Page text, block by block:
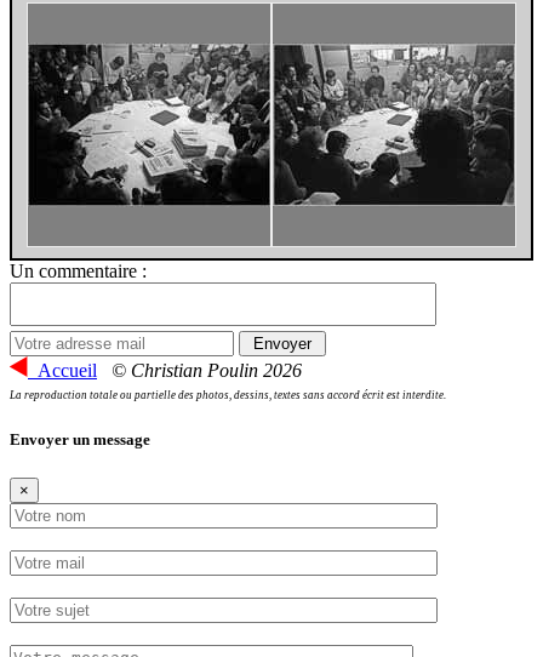
Un commentaire :
Accueil © Christian Poulin 2026
La reproduction totale ou partielle des photos, dessins, textes sans accord écrit est interdite.
Envoyer un message
×